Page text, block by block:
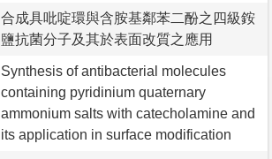
合成具吡啶環與含胺基鄰苯二酚之四級銨
鹽抗菌分子及其於表面改質之應用
Synthesis of antibacterial molecules
containing pyridinium quaternary
ammonium salts with catecholamine and
its application in surface modification